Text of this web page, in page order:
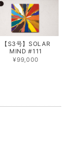
【S3号】SOLAR
MIND #111
¥99,000